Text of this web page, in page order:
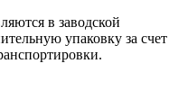
в заводской
упаковку за счет